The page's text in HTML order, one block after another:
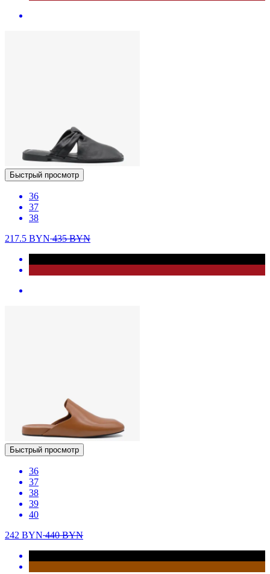
Быстрый просмотр
36
37
38
217.5 BYN435BYN
Быстрый просмотр
36
37
38
39
40
242 BYN440BYN